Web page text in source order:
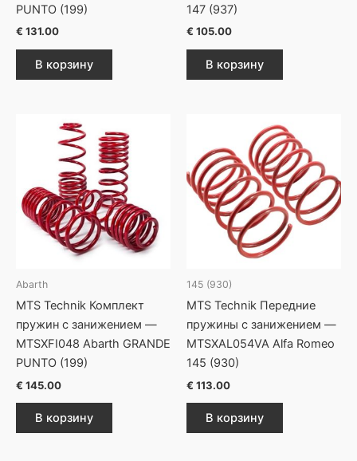
PUNTO (199)
€ 131.00
В корзину
147 (937)
€ 105.00
В корзину
Abarth
MTS Technik Комплект
пружин с занижением —
MTSXFI048 Abarth GRANDE
PUNTO (199)
€ 145.00
В корзину
145 (930)
MTS Technik Передние
пружины с занижением —
MTSXAL054VA Alfa Romeo
145 (930)
€ 113.00
В корзину